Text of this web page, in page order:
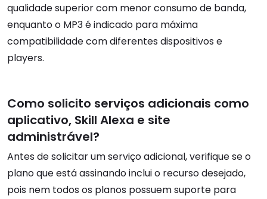
qualidade superior com menor consumo de banda,
enquanto o MP3 é indicado para máxima
compatibilidade com diferentes dispositivos e
players.
Como solicito serviços adicionais como
aplicativo, Skill Alexa e site
administrável?
Antes de solicitar um serviço adicional, verifique se o
plano que está assinando inclui o recurso desejado,
pois nem todos os planos possuem suporte para